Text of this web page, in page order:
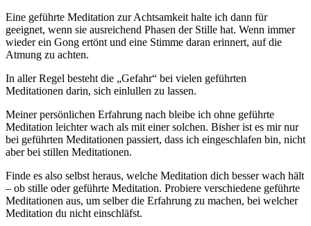
Eine geführte Meditation zur Achtsamkeit halte ich dann für
geeignet, wenn sie ausreichend Phasen der Stille hat. Wenn immer
wieder ein Gong ertönt und eine Stimme daran erinnert, auf die
Atmung zu achten.
In aller Regel besteht die „Gefahr“ bei vielen geführten
Meditationen darin, sich einlullen zu lassen.
Meiner persönlichen Erfahrung nach bleibe ich ohne geführte
Meditation leichter wach als mit einer solchen. Bisher ist es mir nur
bei geführten Meditationen passiert, dass ich eingeschlafen bin, nicht
aber bei stillen Meditationen.
Finde es also selbst heraus, welche Meditation dich besser wach hält
– ob stille oder geführte Meditation. Probiere verschiedene geführte
Meditationen aus, um selber die Erfahrung zu machen, bei welcher
Meditation du nicht einschläfst.